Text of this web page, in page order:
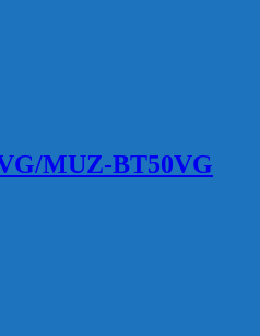
MUZ-BT50VG